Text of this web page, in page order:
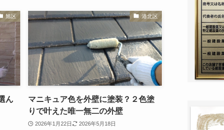
旭区
ん
港北区
マニキュア色を外壁に塗装？２色塗
りで叶えた唯一無二の外壁
2026年1月22日 2026年5月18日